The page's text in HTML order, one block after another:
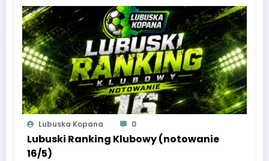
Lubuska Kopana 0
Lubuski Ranking Klubowy (notowanie
16/5)